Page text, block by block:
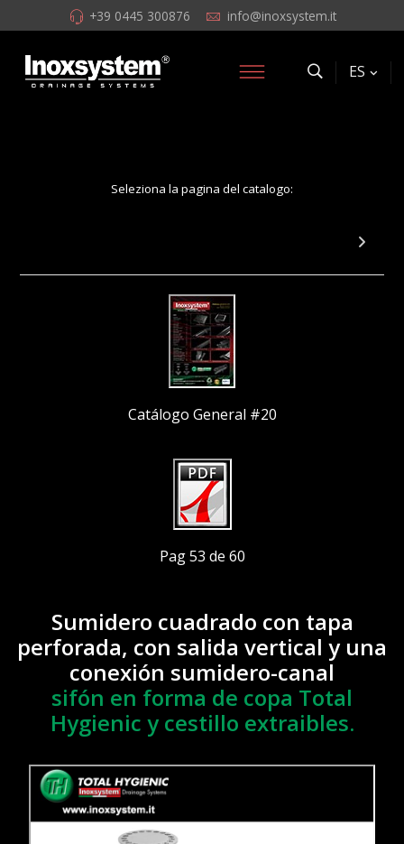
+39 0445 300876 info@inoxsystem.it
ES
Seleziona la pagina del catalogo:
Catálogo General #20
Pag 53 de 60
Sumidero cuadrado con tapa
perforada, con salida vertical y una
conexión sumidero-canal
sifón en forma de copa Total
Hygienic y cestillo extraibles.